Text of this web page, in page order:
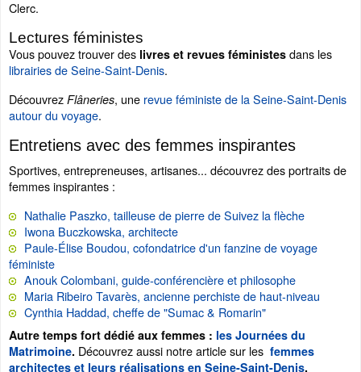
Clerc.
Lectures féministes
Vous pouvez trouver des livres et revues féministes dans les
librairies de Seine-Saint-Denis.
Découvrez Flâneries, une revue féministe de la Seine-Saint-Denis
autour du voyage.
Entretiens avec des femmes inspirantes
Sportives, entrepreneuses, artisanes... découvrez des portraits de
femmes inspirantes :
Nathalie Paszko, tailleuse de pierre de Suivez la flèche
Iwona Buczkowska, architecte
Paule-Élise Boudou, cofondatrice d'un fanzine de voyage
féministe
Anouk Colombani, guide-conférencière et philosophe
Maria Ribeiro Tavarès, ancienne perchiste de haut-niveau
Cynthia Haddad, cheffe de "Sumac & Romarin"
Autre temps fort dédié aux femmes : les Journées du
Matrimoine. Découvrez aussi notre article sur les femmes
architectes et leurs réalisations en Seine-Saint-Denis.